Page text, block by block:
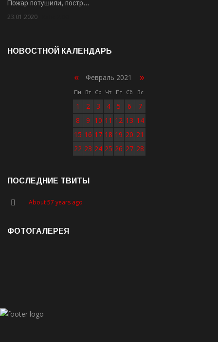
Пожар потушили, постр…
23.01.2020
НОВОСТНОЙ КАЛЕНДАРЬ
« Февраль 2021 »
Пн Вт Ср Чт Пт Сб Вс
1 2 3 4 5 6
7
8
9 10 11 12 13 14
15 16 17 18 19 20 21
22 23 24 25 26 27 28
ПОСЛЕДНИЕ ТВИТЫ
About 57 years ago
ФОТОГАЛЕРЕЯ